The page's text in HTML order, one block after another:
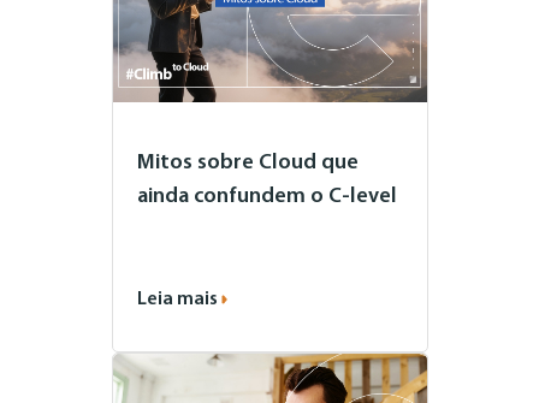
Mitos sobre Cloud que
ainda confundem o C-level
Leia mais